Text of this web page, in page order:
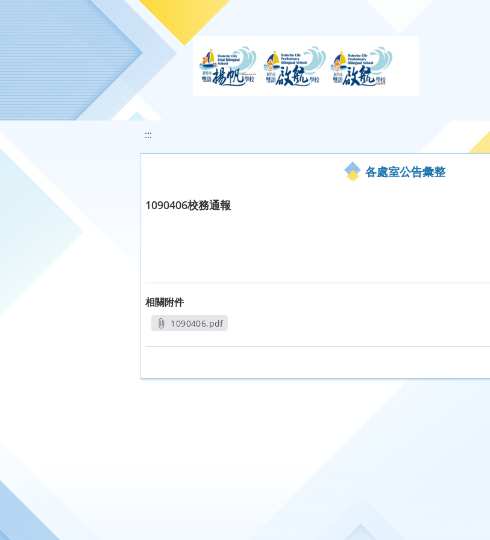
移至網頁之主要內容區位置
:::
各處室公告彙整
1090406校務通報
相關附件
1090406.pdf